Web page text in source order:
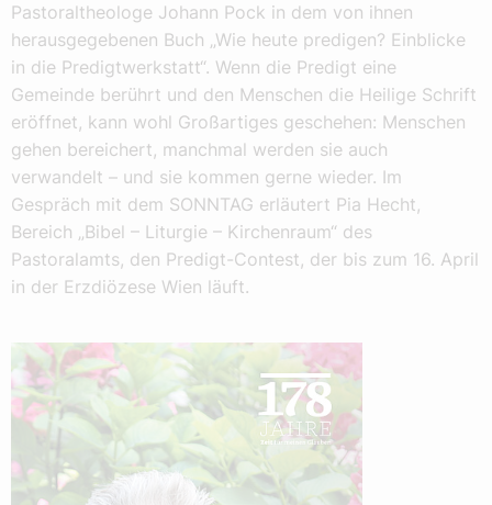
Pastoraltheologe Johann Pock in dem von ihnen
herausgegebenen Buch „Wie heute predigen? Einblicke
in die Predigtwerkstatt“. Wenn die Predigt eine
Gemeinde berührt und den Menschen die Heilige Schrift
eröffnet, kann wohl Großartiges geschehen: Menschen
gehen bereichert, manchmal werden sie auch
verwandelt – und sie kommen gerne wieder. Im
Gespräch mit dem SONNTAG erläutert Pia Hecht,
Bereich „Bibel – Liturgie – Kirchenraum“ des
Pastoralamts, den Predigt-Contest, der bis zum 16. April
in der Erzdiözese Wien läuft.